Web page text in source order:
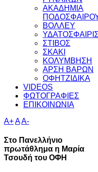
ΑΚΑΔΗΜΙΑ
ΒΟΛΛΕΥ
ΣΤΙΒΟΣ
ΣΚΑΚΙ
ΚΟΛΥΜΒΗΣΗ
ΑΡΣΗ ΒΑΡΩΝ
ΟΦΗΤΖΙΔΙΚΑ
VIDEOS
ΦΩΤΟΓΡΑΦΙΕΣ
ΕΠΙΚΟΙΝΩΝΙΑ
A+AA-
Στο Πανελλήνιο
πρωτάθλημα η Μαρία
Τσουδή του ΟΦΗ